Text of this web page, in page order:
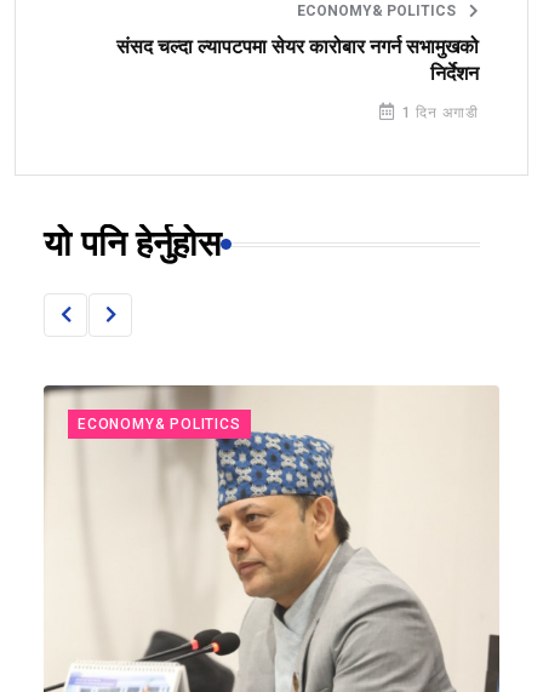
ECONOMY& POLITICS
संसद चल्दा ल्यापटपमा सेयर कारोबार नगर्न सभामुखको
निर्देशन
1 दिन अगाडी
यो पनि हेर्नुहोस
ECONOMY& POLITICS